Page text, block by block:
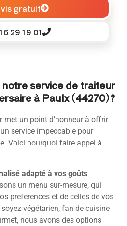
gratuit
29 19 01
service de traiteur
à Paulx (44270) ?
met un point d’honneur à offrir
service impeccable pour
Voici pourquoi faire appel à
adapté à vos goûts
un menu sur-mesure, qui
préférences et de celles de vos
végétarien, fan de cuisine
nous avons des options